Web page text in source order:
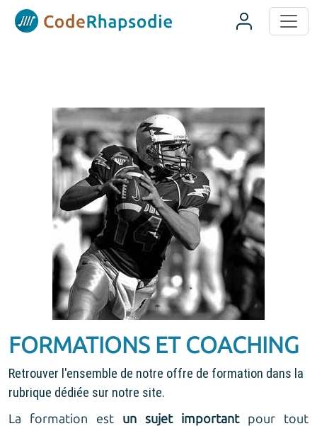
FORMATIONS ET COACHING
Retrouver l'ensemble de notre offre de formation dans la
rubrique dédiée sur notre site.
La formation est un sujet importantpour tout
Panneau de gestion des cookies